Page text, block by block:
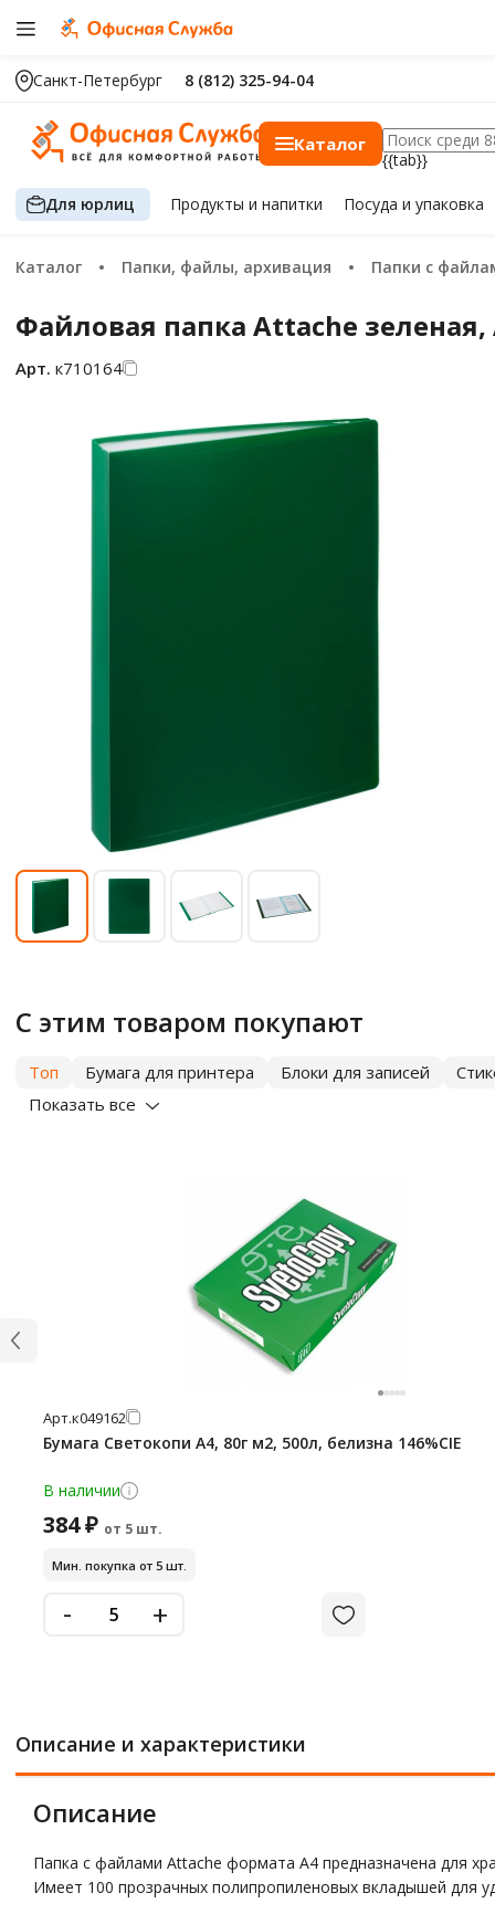
Санкт-Петербург 8 (812) 325-94-04
Каталог
{{tab}}
Для юрлиц Продуктыи напитки Посуда и упаковка
Каталог Папки, файлы, архивация Папки с
Файловая папка Attache
Арт. к710164
С этим товаром покупают
Топ Бумага для принтера Блоки для записей
Показать все
Арт.к049162
Бумага Светокопи А4, 80г м2, 500л, белизна 146%CIE
В наличии
384 ₽ от 5 шт.
Мин. покупка от 5 шт.
- +
Описание и характеристики
Описание
Папка с файлами Attache формата А4 предназначена для
Имеет 100 прозрачных полипропиленовых вкладышей для